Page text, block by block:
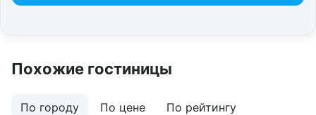
Похожие гостиницы
По городу По цене По рейтингу